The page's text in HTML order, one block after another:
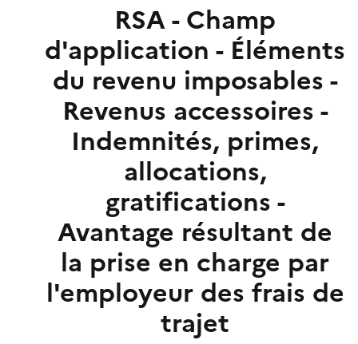
RSA - Champ
d'application - Éléments
du revenu imposables -
Revenus accessoires -
Indemnités, primes,
allocations,
gratifications -
Avantage résultant de
la prise en charge par
l'employeur des frais de
trajet